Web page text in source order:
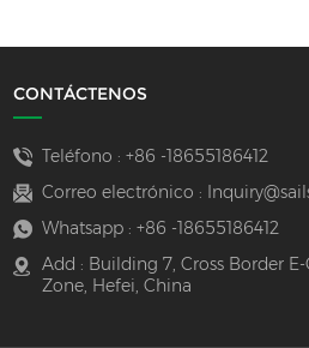
CONTÁCTENOS
Teléfono : +86 -18655186412
Correo electrónico :
Whatsapp : +86 -18655186412
Add : Building 7, Cross Border
Zone, Hefei, China